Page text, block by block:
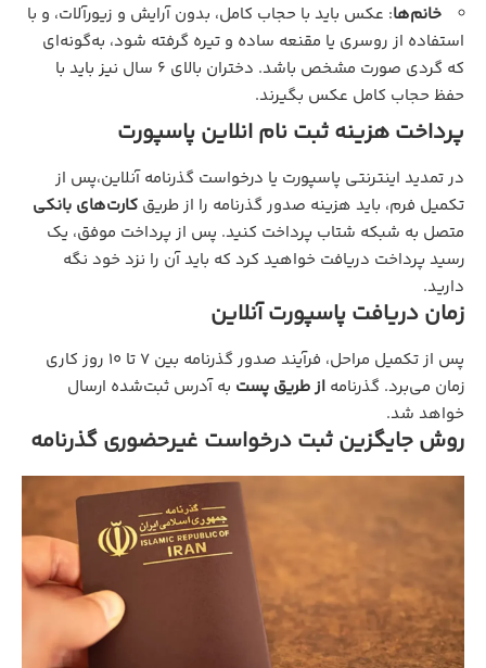
خانم‌ها: عکس باید با حجاب کامل، بدون آرایش و زیورآلات، و با
استفاده از روسری یا مقنعه ساده و تیره گرفته شود، به‌گونه‌ای
که گردی صورت مشخص باشد. دختران بالای ۶ سال نیز باید با
حفظ حجاب کامل عکس بگیرند.
پرداخت هزینه ثبت نام انلاین پاسپورت
در تمدید اینترنتی پاسپورت یا درخواست گذرنامه آنلاین،پس از
تکمیل فرم، باید هزینه صدور گذرنامه را از طریق کارت‌های بانکی
متصل به شبکه شتاب پرداخت کنید. پس از پرداخت موفق، یک
رسید پرداخت دریافت خواهید کرد که باید آن را نزد خود نگه
دارید.
زمان دریافت پاسپورت آنلاین
پس از تکمیل مراحل، فرآیند صدور گذرنامه بین ۷ تا ۱۰ روز کاری
زمان می‌برد. گذرنامه از طریق پست به آدرس ثبت‌شده ارسال
خواهد شد.
روش جایگزین ثبت درخواست غیرحضوری گذرنامه